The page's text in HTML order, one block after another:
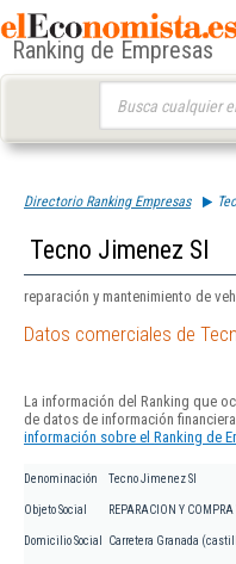
Ranking de Empresas
Directorio Ranking Empresas
Tecno Jimenez Sl
reparación y mantenimiento de
Datos comerciales de
La información del Ranking que
de datos de información financiera
información sobre el Ranking de
Denominación Tecno Jimenez Sl
Objeto Social REPARACION Y
Domicilio Social Carretera Granada